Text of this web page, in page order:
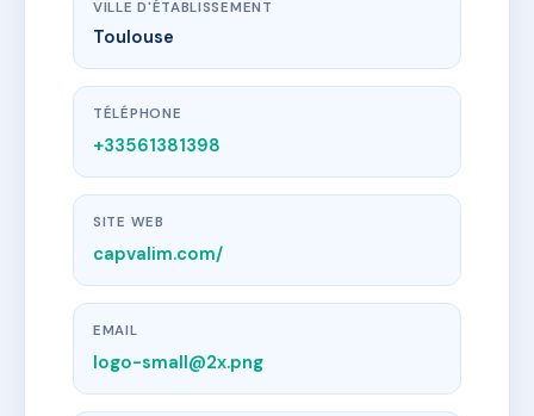
VILLE D'ÉTABLISSEMENT
Toulouse
TÉLÉPHONE
+33561381398
SITE WEB
capvalim.com/
EMAIL
logo-small@2x.png